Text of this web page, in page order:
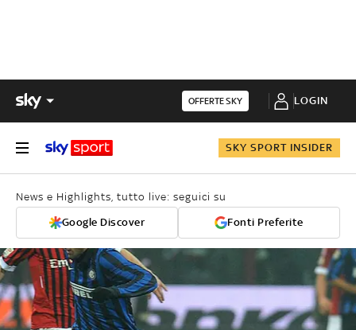
OFFERTE SKY LOGIN
SKY SPORT INSIDER
News e Highlights, tutto live: seguici su
Google Discover Fonti Preferite